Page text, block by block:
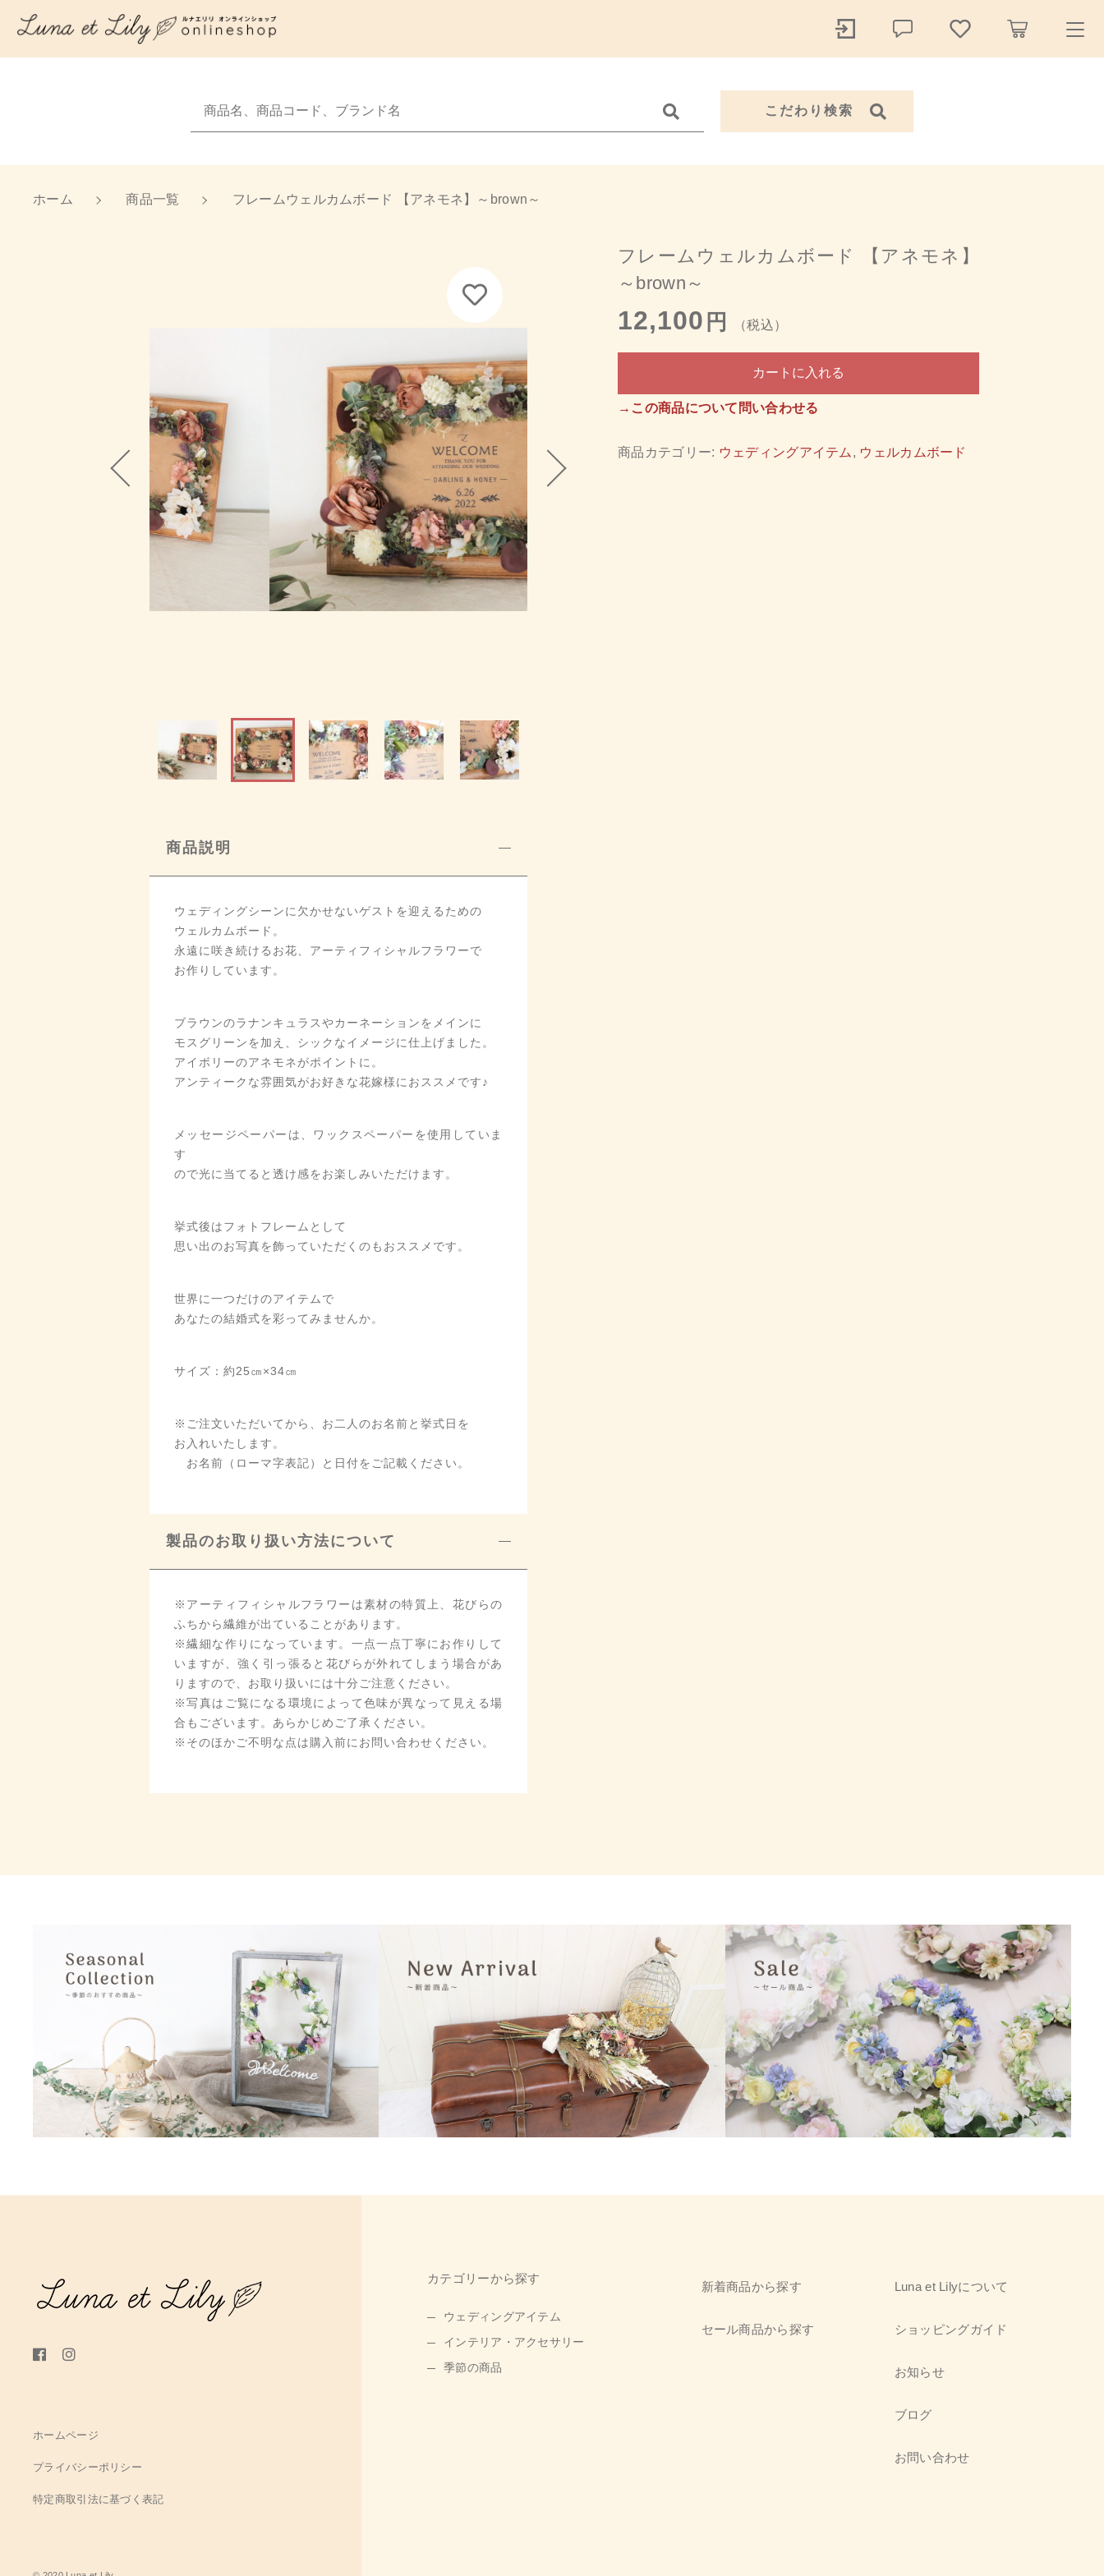
こだわり検索
ホーム 商品一覧 フレームウェルカムボード 【アネモネ】～brown～
商品説明
ウェディングシーンに欠かせないゲストを迎えるための
ウェルカムボード。
永遠に咲き続けるお花、アーティフィシャルフラワーで
お作りしています。
ブラウンのラナンキュラスやカーネーションをメインに
モスグリーンを加え、シックなイメージに仕上げました。
アイボリーのアネモネがポイントに。
アンティークな雰囲気がお好きな花嫁様におススメです♪
メッセージペーパーは、ワックスペーパーを使用していま
す
ので光に当てると透け感をお楽しみいただけます。
挙式後はフォトフレームとして
思い出のお写真を飾っていただくのもおススメです。
世界に一つだけのアイテムで
あなたの結婚式を彩ってみませんか。
サイズ：約25㎝×34㎝
※ご注文いただいてから、お二人のお名前と挙式日を
お入れいたします。
お名前（ローマ字表記）と日付をご記載ください。
製品のお取り扱い方法について
※アーティフィシャルフラワーは素材の特質上、花びらの
ふちから繊維が出ていることがあります。
※繊細な作りになっています。一点一点丁寧にお作りして
いますが、強く引っ張ると花びらが外れてしまう場合があ
りますので、お取り扱いには十分ご注意ください。
※写真はご覧になる環境によって色味が異なって見える場
合もございます。あらかじめご了承ください。
※そのほかご不明な点は購入前にお問い合わせください。
フレームウェルカムボード 【アネモネ】
～brown～
12,100 円 （税込）
カートに入れる
→この商品について問い合わせる
商品カテゴリー: ウェディングアイテム , ウェルカムボード
カートに商品を追加しました
12,100円 （税込）
ショッピングを続ける
ホームページ
プライバシーポリシー
特定商取引法に基づく表記
カテゴリーから探す
ウェディングアイテム
インテリア・アクセサリー
季節の商品
新着商品から探す
セール商品から探す
Luna et Lilyについて
ショッピングガイド
お知らせ
ブログ
お問い合わせ
Category
NEW
Sale セール商品から探す
お問い合わせ
～
並び順